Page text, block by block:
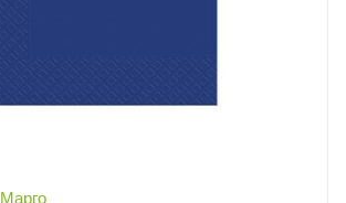
Марго